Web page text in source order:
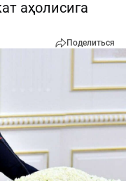
аҳолисига
Поделиться